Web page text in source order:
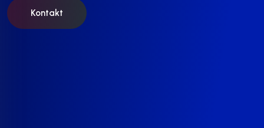
Kontakt
Kontakt
Kontakt